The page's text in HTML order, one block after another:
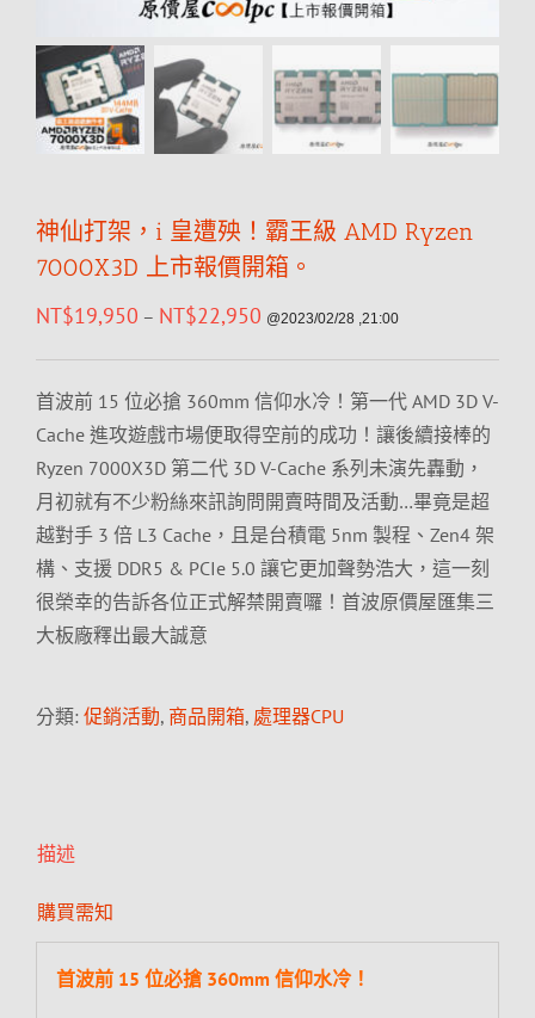
神仙打架，i 皇遭殃！霸王級 AMD Ryzen
7000X3D 上市報價開箱。
NT$19,950 – NT$22,950 @2023/02/28 ,21:00
首波前 15 位必搶 360mm 信仰水冷！第一代 AMD 3D V-
Cache 進攻遊戲市場便取得空前的成功！讓後續接棒的
Ryzen 7000X3D 第二代 3D V-Cache 系列未演先轟動，
月初就有不少粉絲來訊詢問開賣時間及活動…畢竟是超
越對手 3 倍 L3 Cache，且是台積電 5nm 製程、Zen4 架
構、支援 DDR5 & PCIe 5.0 讓它更加聲勢浩大，這一刻
很榮幸的告訴各位正式解禁開賣囉！首波原價屋匯集三
大板廠釋出最大誠意
分類: 促銷活動, 商品開箱, 處理器CPU
描述
購買需知
首波前 15 位必搶 360mm 信仰水冷！